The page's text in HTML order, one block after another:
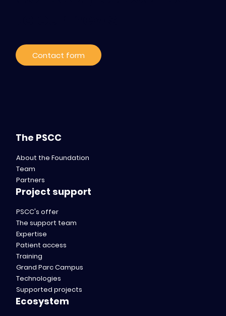
Contact form
The PSCC
About the Foundation
Team
Partners
Project support
PSCC's offer
The support team
Expertise
Patient access
Training
Grand Parc Campus
Technologies
Supported projects
Ecosystem